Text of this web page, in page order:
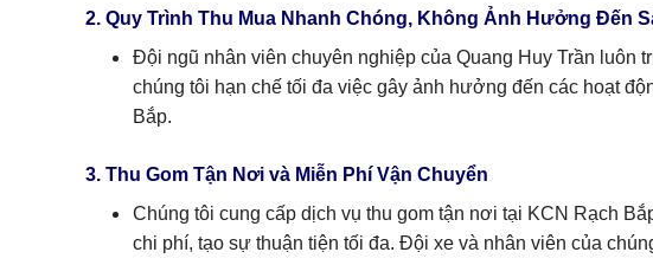
2. Quy Trình Thu Mua Nhanh Chóng, Không Ảnh Hưởng Đến
Đội ngũ nhân viên chuyên nghiệp của Quang Huy Trần luôn
chúng tôi hạn chế tối đa việc gây ảnh hưởng đến các hoạt
Bắp.
3. Thu Gom Tận Nơi và Miễn Phí Vận Chuyển
Chúng tôi cung cấp dịch vụ thu gom tận nơi tại KCN Rạch
chi phí, tạo sự thuận tiện tối đa. Đội xe và nhân viên của